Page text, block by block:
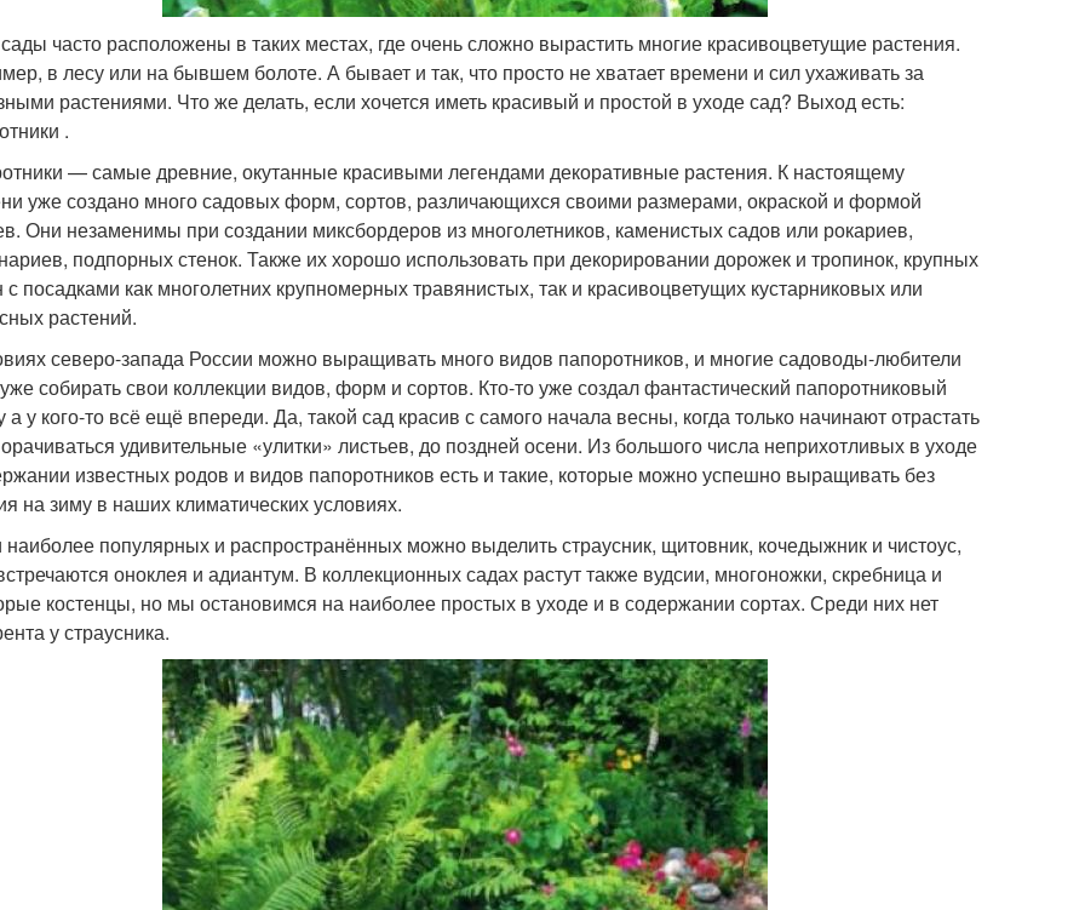
часто расположены в таких местах, где очень сложно вырастить многие красивоцветущие растения.
в лесу или на бывшем болоте. А бывает и так, что просто не хватает времени и сил ухаживать за
растениями. Что же делать, если хочется иметь красивый и простой в уходе сад? Выход есть:
.
— самые древние, окутанные красивыми легендами декоративные растения. К настоящему
уже создано много садовых форм, сортов, различающихся своими размерами, окраской и формой
Они незаменимы при создании миксбордеров из многолетников, каменистых садов или рокариев,
подпорных стенок. Также их хорошо использовать при декорировании дорожек и тропинок, крупных
с посадками как многолетних крупномерных травянистых, так и красивоцветущих кустарниковых или
растений.
северо-запада России можно выращивать много видов папоротников, и многие садоводы-любители
собирать свои коллекции видов, форм и сортов. Кто-то уже создал фантастический папоротниковый
а у кого-то всё ещё впереди. Да, такой сад красив с самого начала весны, когда только начинают отрастать
удивительные «улитки» листьев, до поздней осени. Из большого числа неприхотливых в уходе
известных родов и видов папоротников есть и такие, которые можно успешно выращивать без
на зиму в наших климатических условиях.
популярных и распространённых можно выделить страусник, щитовник, кочедыжник и чистоус,
оноклея и адиантум. В коллекционных садах растут также вудсии, многоножки, скребница и
костенцы, но мы остановимся на наиболее простых в уходе и в содержании сортах. Среди них нет
у страусника.